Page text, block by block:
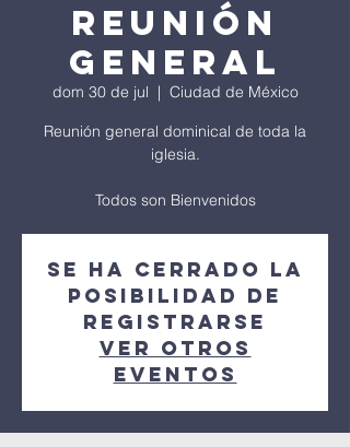
Reunión
General
dom 30 de jul
  |
Ciudad de México
Reunión general dominical de toda la
iglesia.
Todos son Bienvenidos
Se ha cerrado la
posibilidad de
registrarse
Ver otros
eventos